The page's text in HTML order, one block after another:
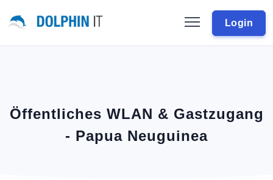
Login
Öffentliches WLAN & Gastzugang
- Papua Neuguinea